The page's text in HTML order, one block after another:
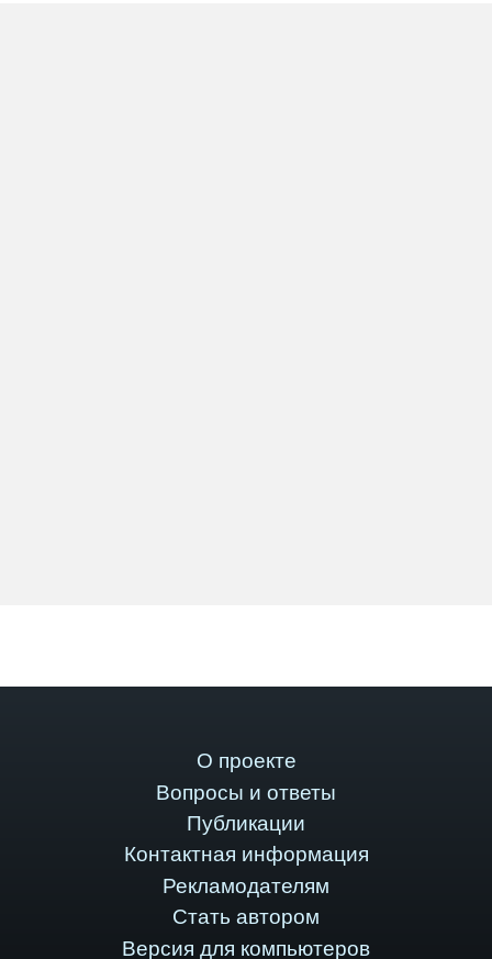
О проекте
Вопросы и ответы
Публикации
Контактная информация
Рекламодателям
Стать автором
Версия для компьютеров